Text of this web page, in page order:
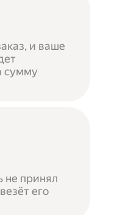
и ваше
сумму
не принял
его